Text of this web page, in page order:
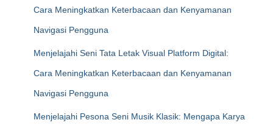
Cara Meningkatkan Keterbacaan dan Kenyamanan
Navigasi Pengguna
Menjelajahi Seni Tata Letak Visual Platform Digital:
Cara Meningkatkan Keterbacaan dan Kenyamanan
Navigasi Pengguna
Menjelajahi Pesona Seni Musik Klasik: Mengapa Karya